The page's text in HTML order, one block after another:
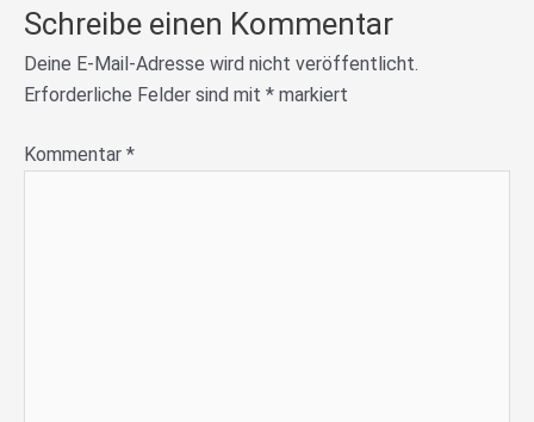
Schreibe einen Kommentar
Deine E-Mail-Adresse wird nicht veröffentlicht.
Erforderliche Felder sind mit * markiert
Kommentar *